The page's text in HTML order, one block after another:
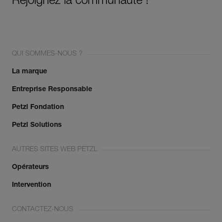
QUI SOMMES-NOUS ?
La marque
Entreprise Responsable
Petzl Fondation
Petzl Solutions
AUTRES SITES WEB PETZL
Opérateurs
Intervention
CONTACTEZ-NOUS